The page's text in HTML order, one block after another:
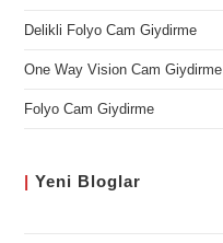
Delikli Folyo Cam Giydirme
One Way Vision Cam Giydirme
Folyo Cam Giydirme
| Yeni Bloglar